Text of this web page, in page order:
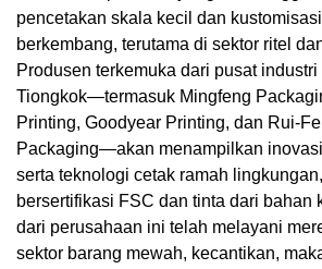
pencetakan skala kecil dan
berkembang, terutama di sektor ritel
Produsen terkemuka dari pusat
Tiongkok—termasuk Mingfeng
Printing, Goodyear Printing, dan Rui-
Packaging—akan menampilkan
serta teknologi cetak ramah
bersertifikasi FSC dan tinta dari bahan
dari perusahaan ini telah melayani
sektor barang mewah, kecantikan,